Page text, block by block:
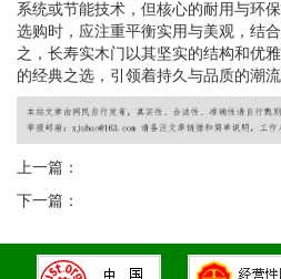
系统或节能技术，但核心的耐用与环
选购时，应注重平衡实用与美观，结
之，长寿实木门以其坚实的结构和优
的经典之选，引领着持久与品质的潮流
上一篇：
下一篇：